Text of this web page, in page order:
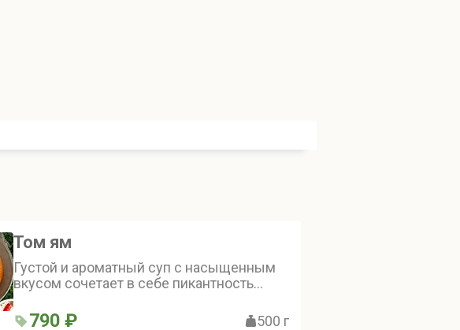
Том ям
Густой и ароматный суп с насыщенным
вкусом сочетает в себе пикантность
молока. Креветочный бульон придаёт
790 ₽ 500 г